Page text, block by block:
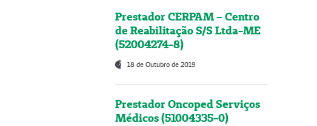
Prestador CERPAM – Centro
de Reabilitação S/S Ltda-ME
(52004274-8)
18 de Outubro de 2019
Prestador Oncoped Serviços
Médicos (51004335-0)